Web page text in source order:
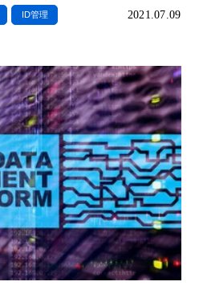
ID管理 2021.07.09